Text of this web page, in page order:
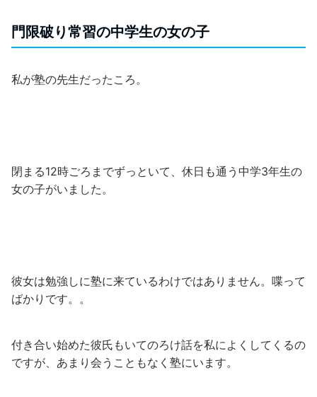
門限破り常習の中学生の女の子
私が塾の先生だったころ。
閉まる12時ごろまでずっといて、休日も通う中学3年生の
女の子がいました。
彼女は勉強しに塾に来ているわけではありません。喋って
ばかりです。。
付き合い始めた彼氏もいてのろけ話を私によくしてくるの
ですが、あまり会うこともなく塾にいます。